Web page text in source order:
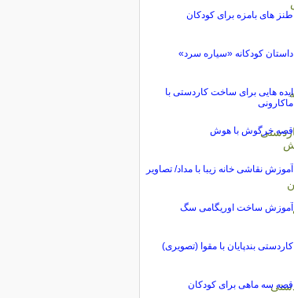
طنز های بامزه برای کودکان
داستان کودکانه «سیاره سرد»
ایده هایی برای ساخت کاردستی با
ماکارونی
قصه خرگوش با هوش
آموزش نقاشی خانه زیبا با مداد/ تصاویر
آموزش ساخت اوریگامی سگ
کاردستی بندپایان با مقوا (تصویری)
قصه سه ماهی برای کودکان